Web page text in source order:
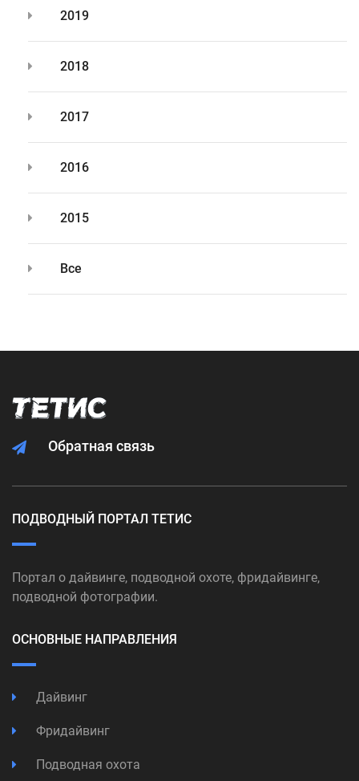
2019
2018
2017
2016
2015
Все
Обратная связь
ПОДВОДНЫЙ ПОРТАЛ ТЕТИС
Портал о дайвинге, подводной охоте, фридайвинге,
подводной фотографии.
ОСНОВНЫЕ НАПРАВЛЕНИЯ
Дайвинг
Фридайвинг
Подводная охота